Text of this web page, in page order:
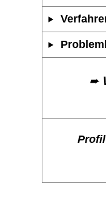
➨
Profil